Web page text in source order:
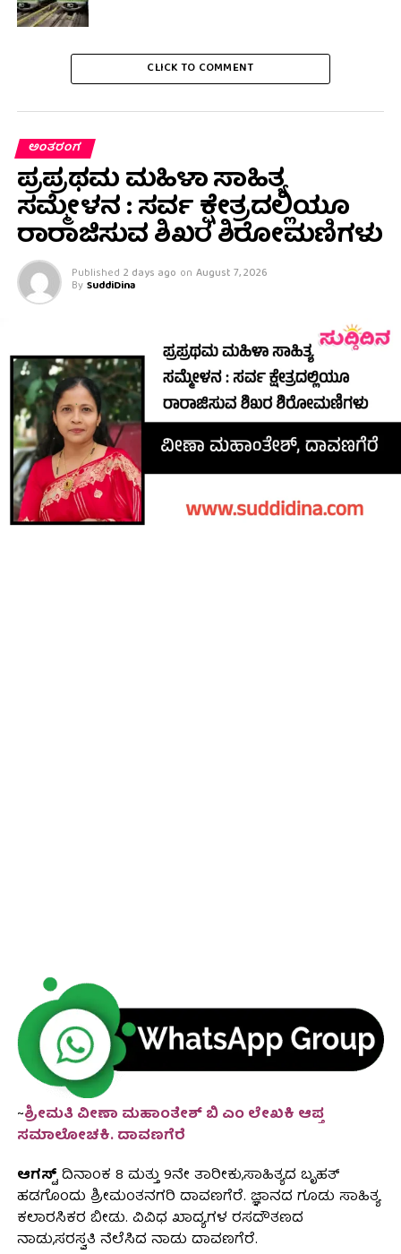
CLICK TO COMMENT
ಅಂತರಂಗ
ಪ್ರಪ್ರಥಮ ಮಹಿಳಾ ಸಾಹಿತ್ಯ
ಸಮ್ಮೇಳನ : ಸರ್ವ ಕ್ಷೇತ್ರದಲ್ಲಿಯೂ
ರಾರಾಜಿಸುವ ಶಿಖರ ಶಿರೋಮಣಿಗಳು
Published 2 days ago on August 7, 2026
By SuddiDina
~ಶ್ರೀಮತಿ ವೀಣಾ ಮಹಾಂತೇಶ್ ಬಿ ಎಂ ಲೇಖಕಿ ಆಪ್ತ
ಸಮಾಲೋಚಕಿ. ದಾವಣಗೆರೆ
ಆಗಸ್ಟ್ದಿನಾಂಕ 8 ಮತ್ತು 9ನೇ ತಾರೀಕು,ಸಾಹಿತ್ಯದ ಬೃಹತ್
ಹಡಗೊಂದು ಶ್ರೀಮಂತನಗರಿ ದಾವಣಗೆರೆ. ಜ್ಞಾನದ ಗೂಡು ಸಾಹಿತ್ಯ
ಕಲಾರಸಿಕರ ಬೀಡು. ವಿವಿಧ ಖಾದ್ಯಗಳ ರಸದೌತಣದ
ನಾಡು,ಸರಸ್ವತಿ ನೆಲೆಸಿದ ನಾಡು ದಾವಣಗೆರೆ.